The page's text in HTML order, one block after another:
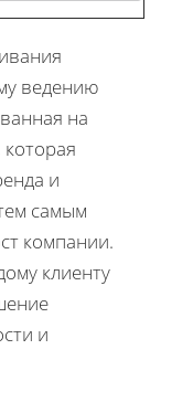
ведению
на
и
самым
компании.
клиенту
и